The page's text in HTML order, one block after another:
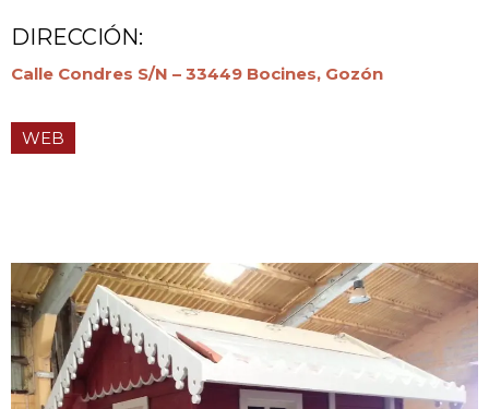
DIRECCIÓN:
Calle Condres S/N – 33449 Bocines, Gozón
WEB